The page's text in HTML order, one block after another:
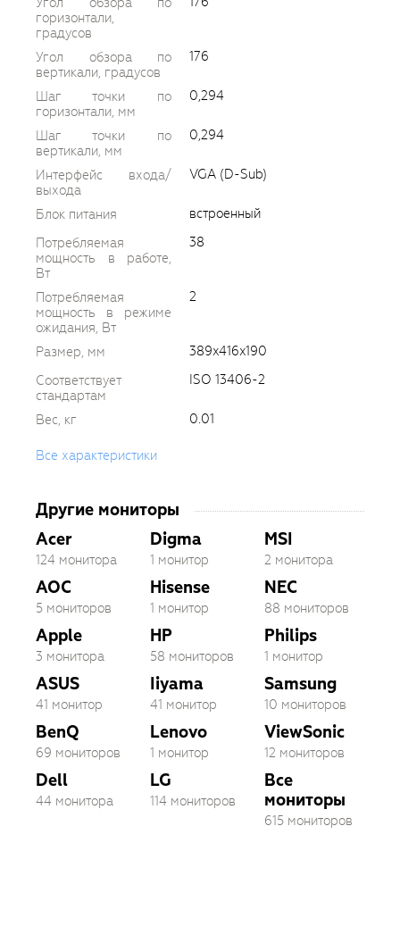
горизонтали,
градусов
Угол обзора по
вертикали, градусов
176
Шаг точки по
горизонтали, мм
0,294
Шаг точки по
вертикали, мм
0,294
Интерфейс входа/
выхода
VGA (D-Sub)
Блок питания
встроенный
Потребляемая
мощность в работе,
Вт
38
Потребляемая
мощность в режиме
ожидания, Вт
2
Размер, мм
389x416x190
Соответствует
стандартам
ISO 13406-2
Вес, кг 0.01
Все характеристики
Другие мониторы
Acer
124 монитора
AOC
5 мониторов
Apple
3 монитора
ASUS
41 монитор
BenQ
69 мониторов
Dell
44 монитора
Digma
1 монитор
Hisense
1 монитор
HP
58 мониторов
Iiyama
41 монитор
Lenovo
1 монитор
LG
114 мониторов
MSI
2 монитора
NEC
88 мониторов
Philips
1 монитор
Samsung
10 мониторов
ViewSonic
12 мониторов
Все
мониторы
615 мониторов